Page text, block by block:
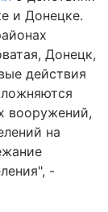
и Донецке.
Донецк,
действия
вооружений,
на
-